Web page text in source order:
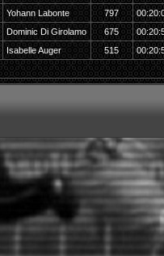
Yohann Labonte 797
Dominic Di Girolamo 675
Isabelle Auger 515